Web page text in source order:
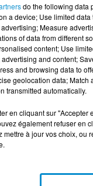
do the following data
a device; Use limited
Measure
of data from different
content; Use
and content;
and browsing data to
geolocation data;
transmitted automatically.
en cliquant sur
également refuser en
mettre à jour vos choix, ou